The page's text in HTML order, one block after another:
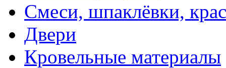
Смеси, шпаклёвки,
Двери
Кровельные материалы